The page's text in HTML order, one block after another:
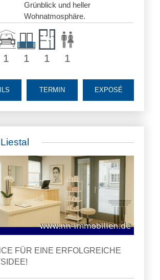
Grünblick und heller
Wohnatmosphäre.
1 1 1 1
EXPOSÉ
TERMIN
FÜR EINE ERFOLGREICHE